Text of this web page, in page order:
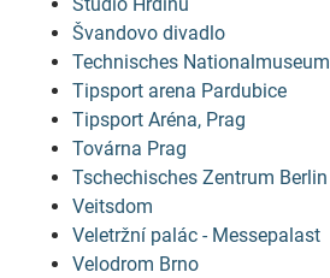
Švandovo divadlo
Technisches Nationalmuseum
Tipsport arena Pardubice
Tipsport Aréna, Prag
Továrna Prag
Tschechisches Zentrum Berlin
Veitsdom
Veletržní palác - Messepalast
Velodrom Brno